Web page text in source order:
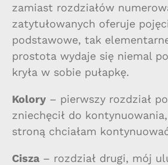
zamiast rozdziałów
zatytułowanych oferuje
podstawowe, tak
prostota wydaje się niemal
kryła w sobie pułapkę.
Kolory – pierwszy rozdział
zniechęcił do
stroną chciałam
Cisza– rozdział drugi, mój